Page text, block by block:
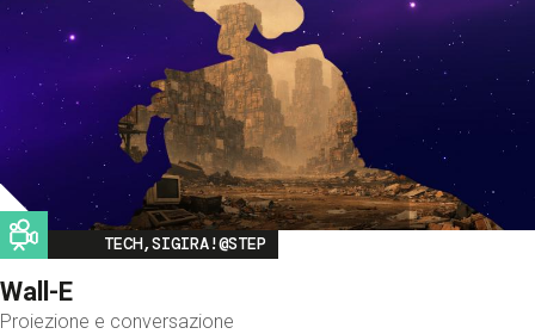
Image
TECH,SIGIRA!@STEP
Wall-E
Proiezione e conversazione